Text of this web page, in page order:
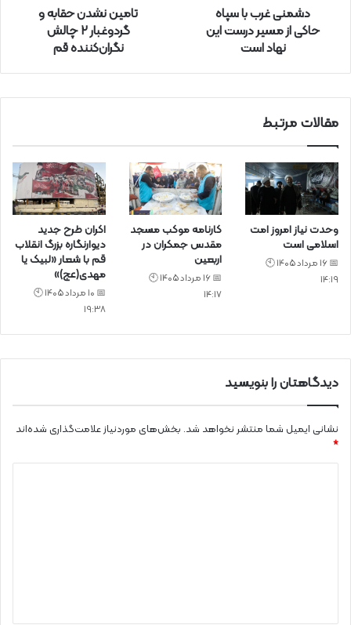
دشمنی غرب با سپاه
حاکی از مسیر درست این
نهاد است
تامین نشدن حقابه و
گردوغبار ۲ چالش
نگران‌کننده قم
مقالات مرتبط
وحدت نیاز امروز امت
اسلامی است
📅 16 مرداد 1405 🕙
14:19
کارنامه موکب مسجد
مقدس جمکران در
اربعین
📅 16 مرداد 1405 🕙
14:17
اکران طرح جدید
دیوارنگاره بزرگ انقلاب
قم با شعار «لبیک یا
مهدی(عج)»
📅 10 مرداد 1405 🕙
19:38
دیدگاهتان را بنویسید
نشانی ایمیل شما منتشر نخواهد شد. بخش‌های موردنیاز علامت‌گذاری شده‌اند
*